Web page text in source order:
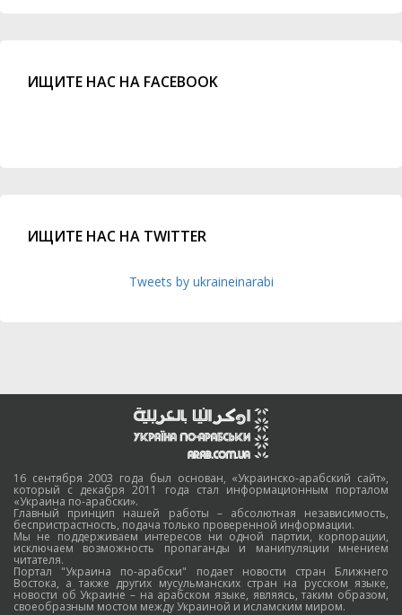
ИЩИТЕ НАС НА FACEBOOK
ИЩИТЕ НАС НА TWITTER
Tweets by ukraineinarabi
16 сентября 2003 года был основан, «Украинско-арабский сайт»,
который с декабря 2011 года стал информационным порталом
«Украина по-арабски».
Главный принцип нашей работы – абсолютная независимость,
беспристрастность, подача только проверенной информации.
Мы не поддерживаем интересов ни одной партии, корпорации,
исключаем возможность пропаганды и манипуляции мнением
читателя.
Портал "Украина по-арабски" подает новости стран Ближнего
Востока, а также других мусульманских стран на русском языке,
новости об Украине – на арабском языке, являясь, таким образом,
своеобразным мостом между Украиной и исламским миром.